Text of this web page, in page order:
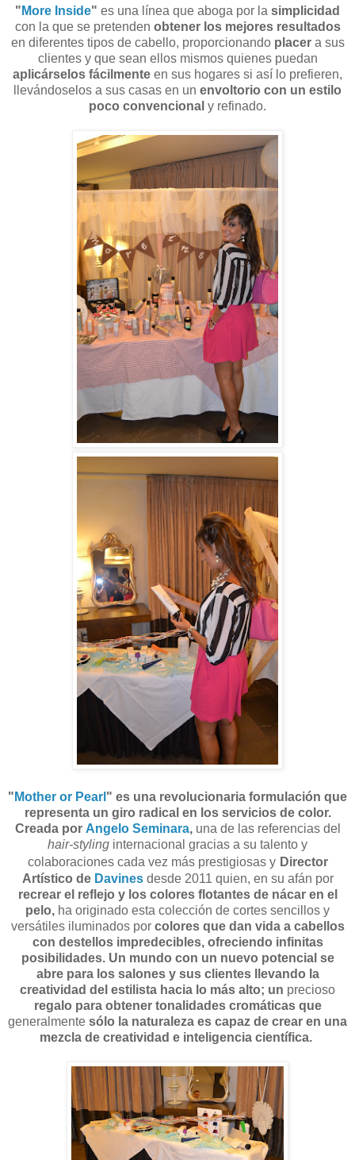
" More Inside" es una línea que aboga por la simplicidad
con la que se pretenden obtener los mejores resultados
en diferentes tipos de cabello, proporcionando placer a sus
clientes y que sean ellos mismos quienes puedan
aplicárselos fácilmente en sus hogares si así lo prefieren,
llevándoselos a sus casas en un envoltorio con un estilo
poco convencional y refinado.
" Mother or Pearl " es una revolucionaria formulación que
representa un giro radical en los servicios de color.
Creada por Angelo Seminara,una de las referencias del
hair-styling internacional gracias a su talento y
colaboraciones cada vez más prestigiosas y Director
Artístico de Davinesdesde 2011 quien, en su afán por
recrear el reflejo y los colores flotantes de nácar en el
pelo, ha originado esta colección de cortes sencillos y
versátiles iluminados por colores que dan vida a cabellos
con destellos impredecibles, ofreciendo infinitas
posibilidades. Un mundo con un nuevo potencial se
abre para los salones y sus clientes llevando la
creatividad del estilista hacia lo más alto; un precioso
regalo para obtener tonalidades cromáticas que
generalmente sólo la naturaleza es capaz de crear en una
mezcla de creatividad e inteligencia científica.